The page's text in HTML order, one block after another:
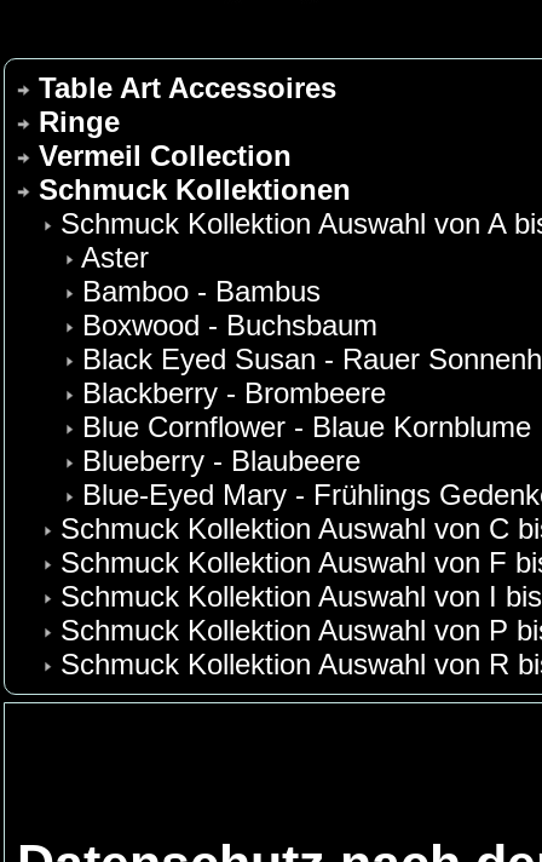
Table Art Accessoires
Ringe
Vermeil Collection
Schmuck Kollektionen
Schmuck Kollektion Auswahl von A
Aster
Bamboo - Bambus
Boxwood - Buchsbaum
Black Eyed Susan - Rauer
Blackberry - Brombeere
Blue Cornflower - Blaue Kornblume
Blueberry - Blaubeere
Blue-Eyed Mary - Frühlings
Schmuck Kollektion Auswahl von C
Schmuck Kollektion Auswahl von F
Schmuck Kollektion Auswahl von I
Schmuck Kollektion Auswahl von P
Schmuck Kollektion Auswahl von R